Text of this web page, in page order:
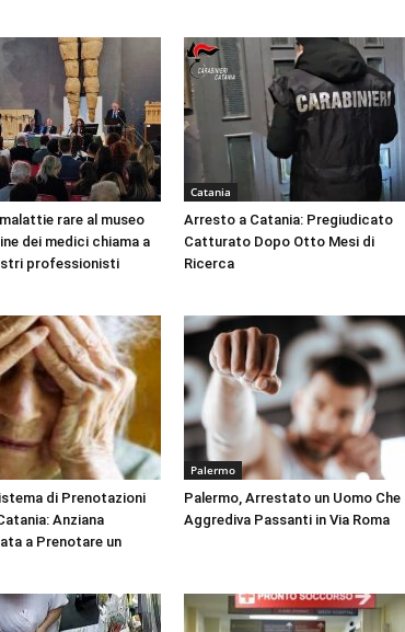
rare al museo
dei medici chiama a
professionisti
Catania
Arresto a Catania: Pregiudicato
Catturato Dopo Otto Mesi di
Ricerca
di Prenotazioni
Anziana
a Prenotare un
Palermo
Palermo, Arrestato un Uomo Che
Aggrediva Passanti in Via Roma